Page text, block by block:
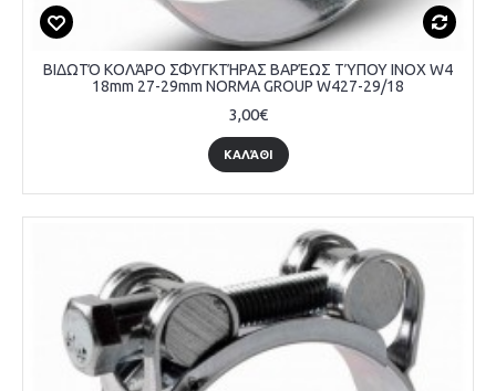
ΒΙΔΩΤΌ ΚΟΛΆΡΟ ΣΦΥΓΚΤΉΡΑΣ ΒΑΡΈΩΣ ΤΎΠΟΥ INOX W4
18mm 27-29mm NORMA GROUP W427-29/18
3,00€
ΚΑΛΆΘΙ